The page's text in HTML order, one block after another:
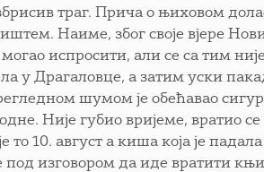
траг. Прича о њиховом
Наиме, због своје вјере
могао испросити, али се са тим
у Драгаловце, а затим уски
шумом је обећавао
Није губио вријеме, вратио
то 10. август а киша која је
под изговором да иде вратити